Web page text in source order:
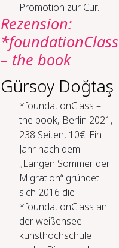
Promotion zur Cur...
Rezension:
*foundationClass
– the book
Gürsoy Doğtaş
*foundationClass –
the book, Berlin 2021,
238 Seiten, 10€. Ein
Jahr nach dem
„Langen Sommer der
Migration“ gründet
sich 2016 die
*foundationClass an
der weißensee
kunsthochschule